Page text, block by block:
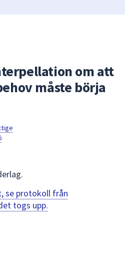
sökfältet
kommer
sökförslag
att
navigera
mellan
om att
måste börja
se protokoll från
togs upp.